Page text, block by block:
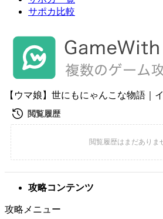
サポカ比較
【ウマ娘】世にもにゃんこな物語｜
攻略コンテンツ
攻略メニュー